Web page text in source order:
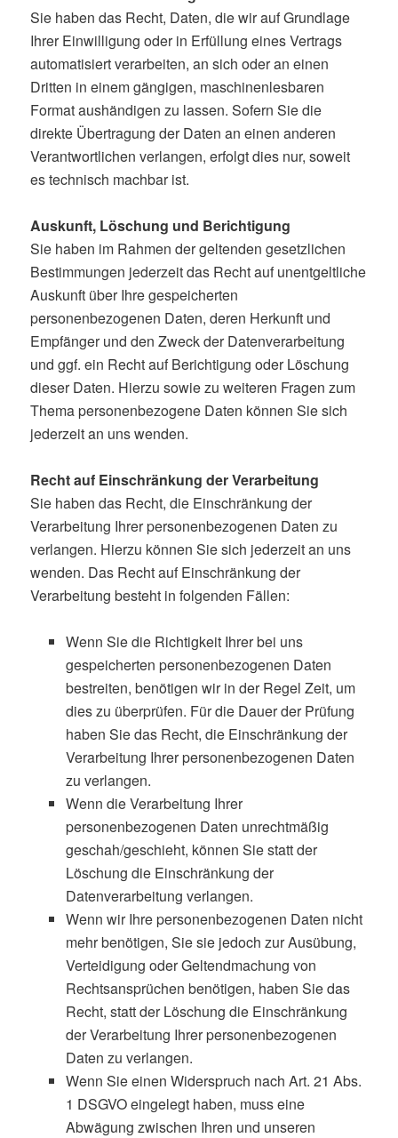
Sie haben das Recht, Daten, die wir auf Grundlage
Ihrer Einwilligung oder in Erfüllung eines Vertrags
automatisiert verarbeiten, an sich oder an einen
Dritten in einem gängigen, maschinenlesbaren
Format aushändigen zu lassen. Sofern Sie die
direkte Übertragung der Daten an einen anderen
Verantwortlichen verlangen, erfolgt dies nur, soweit
es technisch machbar ist.
Auskunft, Löschung und Berichtigung
Sie haben im Rahmen der geltenden gesetzlichen
Bestimmungen jederzeit das Recht auf unentgeltliche
Auskunft über Ihre gespeicherten
personenbezogenen Daten, deren Herkunft und
Empfänger und den Zweck der Datenverarbeitung
und ggf. ein Recht auf Berichtigung oder Löschung
dieser Daten. Hierzu sowie zu weiteren Fragen zum
Thema personenbezogene Daten können Sie sich
jederzeit an uns wenden.
Recht auf Einschränkung der Verarbeitung
Sie haben das Recht, die Einschränkung der
Verarbeitung Ihrer personenbezogenen Daten zu
verlangen. Hierzu können Sie sich jederzeit an uns
wenden. Das Recht auf Einschränkung der
Verarbeitung besteht in folgenden Fällen:
Wenn Sie die Richtigkeit Ihrer bei uns
gespeicherten personenbezogenen Daten
bestreiten, benötigen wir in der Regel Zeit, um
dies zu überprüfen. Für die Dauer der Prüfung
haben Sie das Recht, die Einschränkung der
Verarbeitung Ihrer personenbezogenen Daten
zu verlangen.
Wenn die Verarbeitung Ihrer
personenbezogenen Daten unrechtmäßig
geschah/geschieht, können Sie statt der
Löschung die Einschränkung der
Datenverarbeitung verlangen.
Wenn wir Ihre personenbezogenen Daten nicht
mehr benötigen, Sie sie jedoch zur Ausübung,
Verteidigung oder Geltendmachung von
Rechtsansprüchen benötigen, haben Sie das
Recht, statt der Löschung die Einschränkung
der Verarbeitung Ihrer personenbezogenen
Daten zu verlangen.
Wenn Sie einen Widerspruch nach Art. 21 Abs.
1 DSGVO eingelegt haben, muss eine
Abwägung zwischen Ihren und unseren